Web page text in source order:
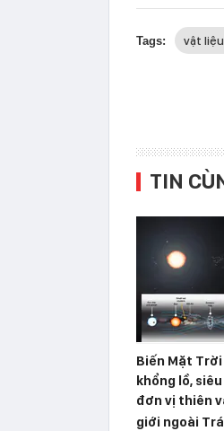
Tags: vật
TIN
Biến Mặt
khổng lồ,
đơn vị thiên
giới ngoài